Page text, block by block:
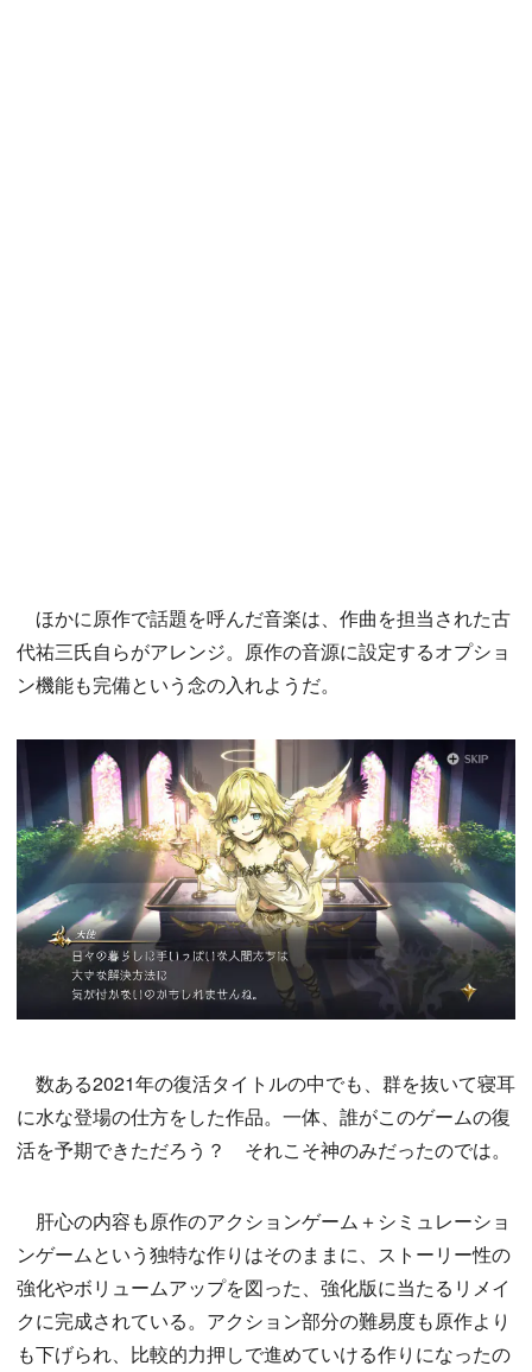
ほかに原作で話題を呼んだ音楽は、作曲を担当された古
代祐三氏自らがアレンジ。原作の音源に設定するオプショ
ン機能も完備という念の入れようだ。
数ある2021年の復活タイトルの中でも、群を抜いて寝耳
に水な登場の仕方をした作品。一体、誰がこのゲームの復
活を予期できただろう？ それこそ神のみだったのでは。
肝心の内容も原作のアクションゲーム＋シミュレーショ
ンゲームという独特な作りはそのままに、ストーリー性の
強化やボリュームアップを図った、強化版に当たるリメイ
クに完成されている。アクション部分の難易度も原作より
も下げられ、比較的力押しで進めていける作りになったの